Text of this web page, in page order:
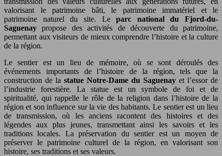
valorisant le patrimoine bâti, le patrimoine immatériel et le
patrimoine naturel du site. Leparc national du Fjord-du-
Saguenaypropose des activités de découverte du patrimoine,
permettant aux visiteurs de mieux comprendre l’histoire et la culture
de la région.
Le sentier est un lieu de mémoire, où se sont déroulés des
événements importants de l’histoire de la région, tels que la
construction de la statue Notre-Dame du Saguenay et l’essor de
l’industrie forestière. La statue est un symbole de foi et de
spiritualité, qui rappelle le rôle de la religion dans l’histoire de la
région et son influence sur la vie des habitants. Le sentier est un lieu
de transmission, où les anciens racontent des histoires et des
légendes aux plus jeunes, transmettant ainsi les savoirs et les
traditions locales. La préservation du sentier est un moyen de
préserver le patrimoine culturel de la région, en valorisant son
histoire, ses traditions et ses valeurs.